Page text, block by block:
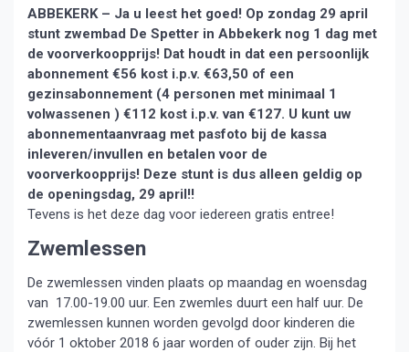
ABBEKERK – Ja u leest het goed! Op zondag 29 april
stunt zwembad De Spetter in Abbekerk nog 1 dag met
de voorverkoopprijs! Dat houdt in dat een persoonlijk
abonnement €56 kost i.p.v. €63,50 of een
gezinsabonnement (4 personen met minimaal 1
volwassenen ) €112 kost i.p.v. van €127. U kunt uw
abonnementaanvraag met pasfoto bij de kassa
inleveren/invullen en betalen voor de
voorverkoopprijs! Deze stunt is dus alleen geldig op
de openingsdag, 29 april!!
Tevens is het deze dag voor iedereen gratis entree!
Zwemlessen
De zwemlessen vinden plaats op maandag en woensdag
van 17.00-19.00 uur. Een zwemles duurt een half uur. De
zwemlessen kunnen worden gevolgd door kinderen die
vóór 1 oktober 2018 6 jaar worden of ouder zijn. Bij het